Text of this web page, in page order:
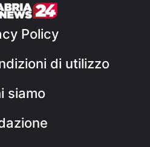
Policy
di utilizzo
siamo